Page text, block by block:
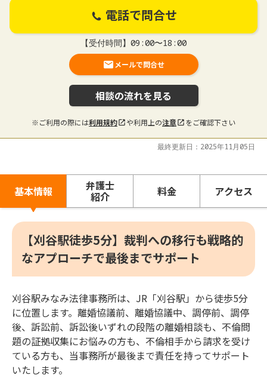
電話で問合せ
【受付時間】09:00〜18:00
メールで問合せ
相談の流れを見る
※ご利用の際には利用規約 や利用上の注意 をご確認下さい
最終更新日：2025年11月05日
基本情報 弁護士
紹介 料金 アクセス
【刈谷駅徒歩5分】裁判への移行も戦略的
なアプローチで最後までサポート
刈谷駅みなみ法律事務所は、JR「刈谷駅」から徒歩5分
に位置します。離婚協議前、離婚協議中、調停前、調停
後、訴訟前、訴訟後いずれの段階の離婚相談も、不倫問
題の証拠収集にお悩みの方も、不倫相手から請求を受け
ている方も、当事務所が最後まで責任を持ってサポート
いたします。